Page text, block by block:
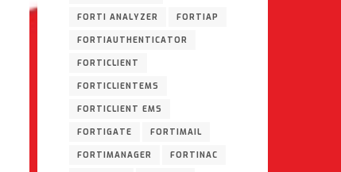
FORTI ANALYZER FORTIAP
FORTIAUTHENTICATOR
FORTICLIENT
FORTICLIENTEMS
FORTICLIENT EMS
FORTIGATE FORTIMAIL
FORTIMANAGER FORTINAC